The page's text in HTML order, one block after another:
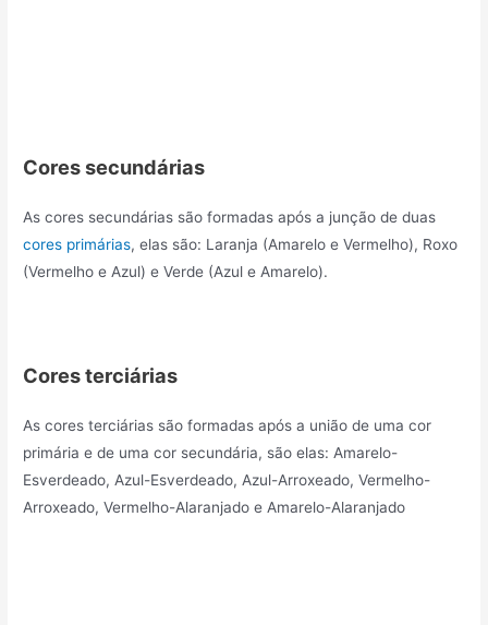
Cores secundárias
As cores secundárias são formadas após a junção de duas
cores primárias, elas são: Laranja (Amarelo e Vermelho), Roxo
(Vermelho e Azul) e Verde (Azul e Amarelo).
Cores terciárias
As cores terciárias são formadas após a união de uma cor
primária e de uma cor secundária, são elas: Amarelo-
Esverdeado, Azul-Esverdeado, Azul-Arroxeado, Vermelho-
Arroxeado, Vermelho-Alaranjado e Amarelo-Alaranjado